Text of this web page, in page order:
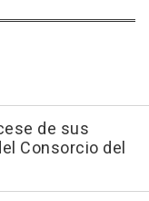
de sus
Consorcio del